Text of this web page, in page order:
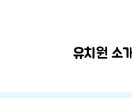
유치원 소